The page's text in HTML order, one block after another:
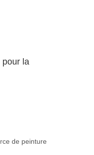
pour la
de peinture